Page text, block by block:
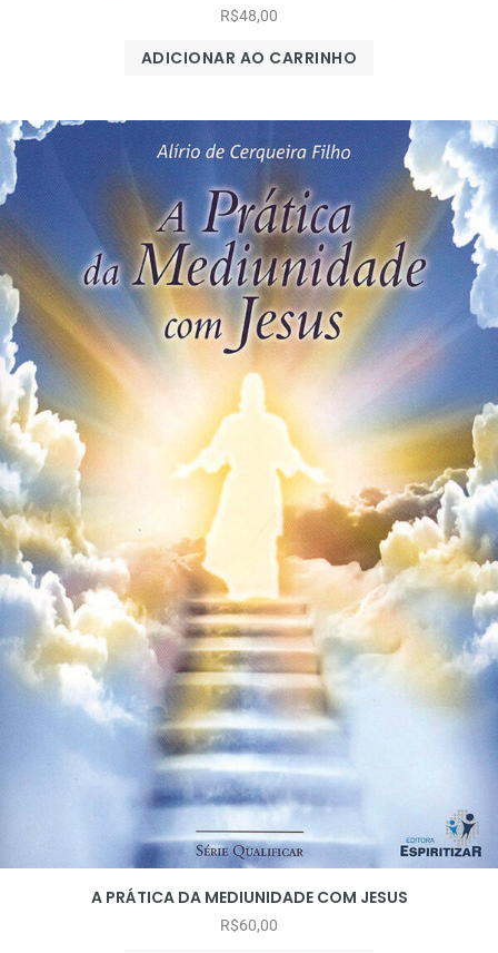
R$48,00
ADICIONAR AO CARRINHO
A PRÁTICA DA MEDIUNIDADE COM JESUS
R$60,00